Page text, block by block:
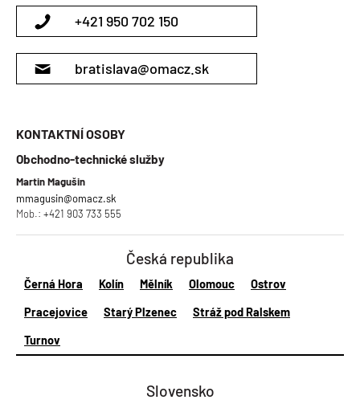
+421 950 702 150
bratislava@omacz.sk
KONTAKTNÍ OSOBY
Obchodno-technické služby
Martin Magušin
mmagusin@omacz.sk
Mob.: +421 903 733 555
Česká republika
Černá Hora Kolín Mělník Olomouc
Ostrov
Pracejovice
Starý Plzenec
Stráž pod Ralskem
Turnov
Slovensko